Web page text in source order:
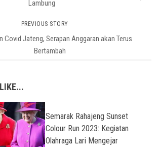
Lambung
PREVIOUS STORY
Covid Jateng, Serapan Anggaran akan Terus
Bertambah
Semarak Rahajeng Sunset
Colour Run 2023: Kegiatan
Olahraga Lari Mengejar